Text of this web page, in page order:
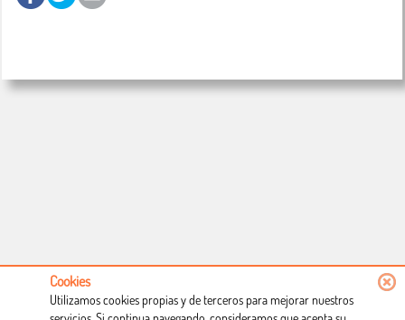
Cookies
Utilizamos cookies propias y de terceros para mejorar nuestros